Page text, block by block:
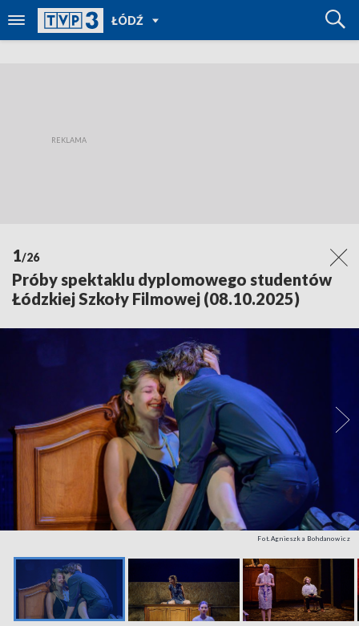
ŁÓDŹ
POWRÓT
DO
REGIONY
1/26
Próby spektaklu dyplomowego studentów
Łódzkiej Szkoły Filmowej (08.10.2025)
Fot.Agnieszka Bohdanowicz